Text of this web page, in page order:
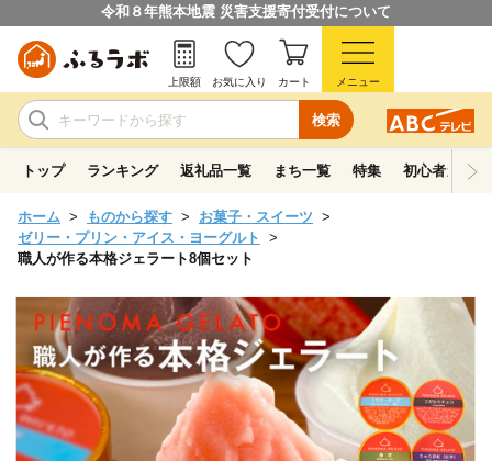
令和８年熊本地震 災害支援寄付受付について
検索
上限額 お気に入り カート メニュー
トップ ランキング 返礼品一覧 まち一覧 特集 初心者ガイド
ホーム ものから探す
お菓子・スイーツ
ゼリー・プリン・アイス・ヨーグルト
職人が作る本格ジェラート8個セット